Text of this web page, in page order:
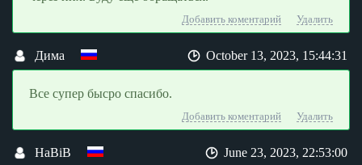
Добавить коментарий Удалить
Дима October 13, 2023, 15:44:31
Все супер бысро спасибо.
Добавить коментарий Удалить
HaBiB June 23, 2023, 22:53:00